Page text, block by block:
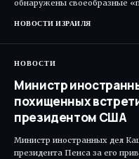
обнаружены своеобразные
НОВОСТИ ИЗРАИЛЯ
НОВОСТИ
Министр
похищенных
президентом США
Министр иностранных дел
президента Пенса за его